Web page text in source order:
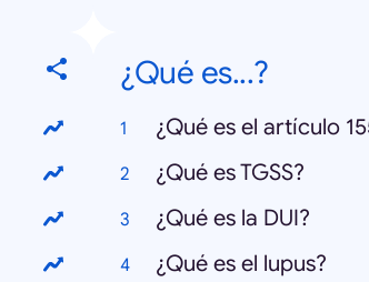
¿Qué es...?
¿Qué es el artículo
¿Qué es TGSS?
¿Qué es la DUI?
¿Qué es el lupus?